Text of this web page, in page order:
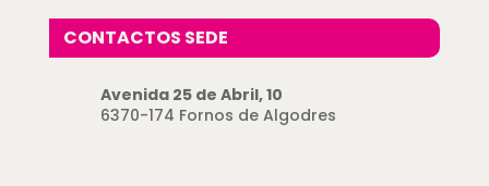
CONTACTOS SEDE
Avenida 25 de Abril, 10
6370-174 Fornos de Algodres